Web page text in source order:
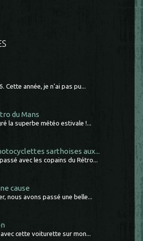
Cette année, je n'ai pas pu...
du Mans
la superbe météo estivale !...
sarthoises aux...
avec les copains du Rétro...
cause
nous avons passé une belle...
cette voiturette sur mon...